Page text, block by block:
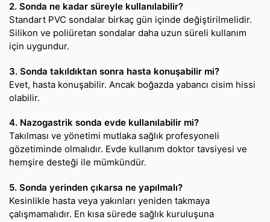
2. Sonda ne kadar süreyle kullanılabilir?
Standart PVC sondalar birkaç gün içinde değiştirilmelidir.
Silikon ve poliüretan sondalar daha uzun süreli kullanım
için uygundur.
3. Sonda takıldıktan sonra hasta konuşabilir mi?
Evet, hasta konuşabilir. Ancak boğazda yabancı cisim hissi
olabilir.
4. Nazogastrik sonda evde kullanılabilir mi?
Takılması ve yönetimi mutlaka sağlık profesyoneli
gözetiminde olmalıdır. Evde kullanım doktor tavsiyesi ve
hemşire desteği ile mümkündür.
5. Sonda yerinden çıkarsa ne yapılmalı?
Kesinlikle hasta veya yakınları yeniden takmaya
çalışmamalıdır. En kısa sürede sağlık kuruluşuna